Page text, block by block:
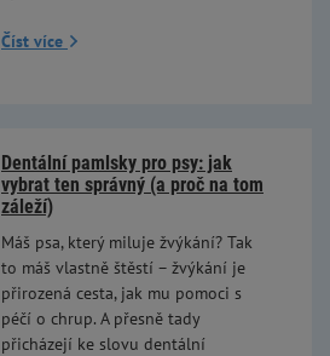
Číst více
Dentální pamlsky pro psy: jak
vybrat ten správný (a proč na tom
záleží)
Máš psa, který miluje žvýkání? Tak
to máš vlastně štěstí – žvýkání je
přirozená cesta, jak mu pomoci s
péčí o chrup. A přesně tady
přicházejí ke slovu dentální